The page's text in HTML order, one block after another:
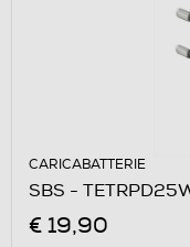
CARICABATTERIE
SBS -
€ 19,90